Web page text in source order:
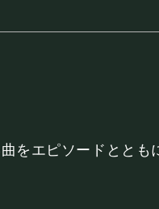
をエピソードととも